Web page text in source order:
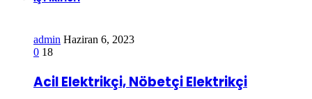
admin Haziran 6, 2023
0 18
Acil Elektrikçi, Nöbetçi Elektrikçi